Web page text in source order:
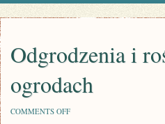
Odgrodzenia i
ogrodach
COMMENTS OFFON